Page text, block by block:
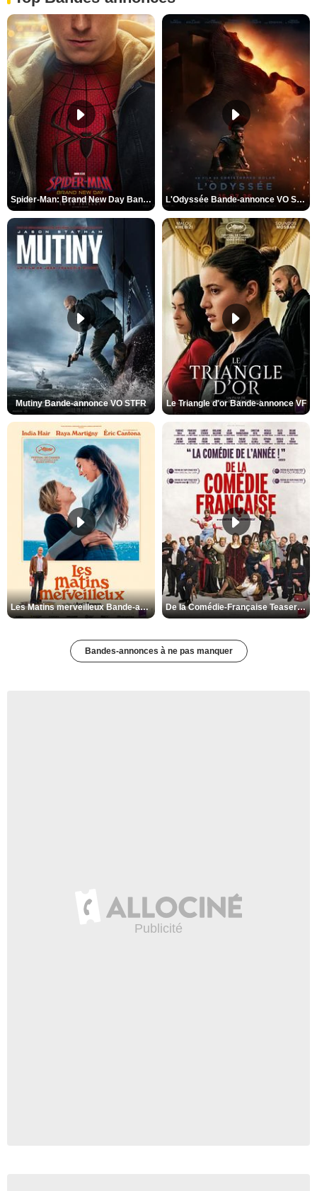
Spider-Man: Brand New Day Bande-annonce VO STFR L'Odyssée Bande-annonce VO STFR
Mutiny Bande-annonce VO STFR Le Triangle d'or Bande-annonce VF
Les Matins merveilleux Bande-annonce VF De la Comédie-Française Teaser VF
Bandes-annonces à ne pas manquer